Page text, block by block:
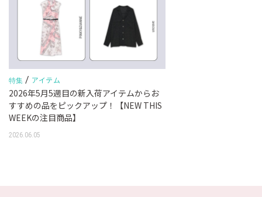
特集 / アイテム
2026年5月5週目の新入荷アイテムからお
すすめの品をピックアップ！【NEW THIS
WEEKの注目商品】
2026.06.05